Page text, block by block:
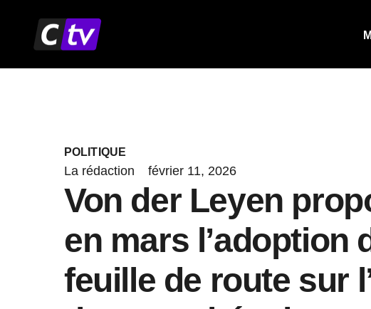
contenu
POLITIQUE
La rédaction février 11, 2026
Von der Leyen
en mars l’adoption
feuille de route sur